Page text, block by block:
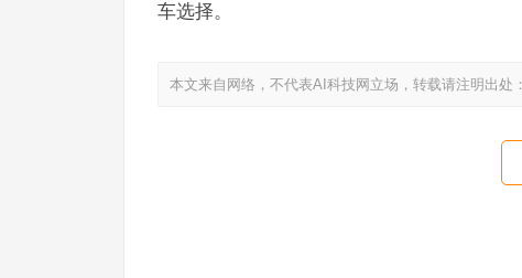
车选择。
本文来自网络，不代表AI科技网立场，转载请注明出处：